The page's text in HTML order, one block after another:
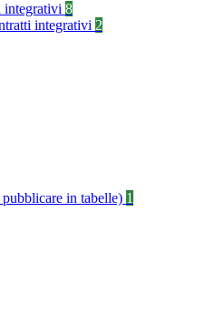
integrativi 8
integrativi 2
in tabelle) 1